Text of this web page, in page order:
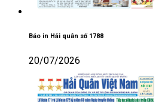
Báo in Hải quân số 1788
20/07/2026